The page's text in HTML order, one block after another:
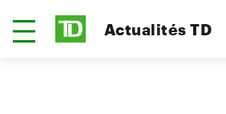
Actualités TD